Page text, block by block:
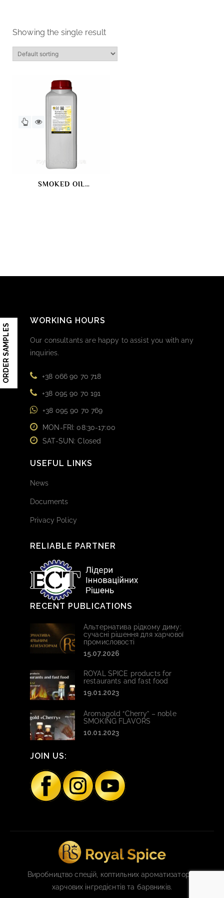
ORDER SAMPLES
Showing the single result
SMOKED OIL
WORKING HOURS
Our consultants are happy to assist you with any
inquiries.
+38 066 90 70 718
+38 095 90 70 191
+38 095 90 70 769
MON-FRI: 08:30-17:00
SAT-SUN: Closed
USEFUL LINKS
News
Documents
Privacy Policy
RELIABLE PARTNER
RECENT PUBLICATIONS
Альтернатива рідкому диму:
сучасні рішення для харчової
промисловості
15.07.2026
ROYAL SPICE products for
restaurants and fast food
19.01.2023
Aromagold “Cherry” – noble
SMOKING FLAVORS
10.01.2023
JOIN US:
Виробництво спецій, коптильних ароматизаторів,
харчових інгредієнтів та барвників.